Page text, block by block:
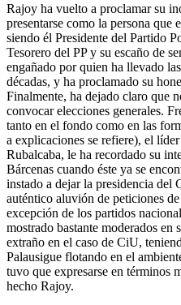
Rajoy ha vuelto a proclamar su
presentarse como la persona
siendo él Presidente del Partido
Tesorero del PP y su escaño de
engañado por quien ha llevado
décadas, y ha proclamado su
Finalmente, ha dejado claro que
convocar elecciones generales.
tanto en el fondo como en las
a explicaciones se refiere), el
Rubalcaba, le ha recordado su
Bárcenas cuando éste ya se
instado a dejar la presidencia del
auténtico aluvión de peticiones
excepción de los partidos
mostrado bastante moderados en
extraño en el caso de CiU,
Palausigue flotando en el
tuvo que expresarse en términos
hecho Rajoy.